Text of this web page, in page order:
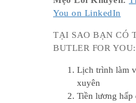
You on LinkedIn
TẠI SAO BẠN CÓ
BUTLER FOR YOU:
Lịch trình làm
xuyên
Tiền lương hấp